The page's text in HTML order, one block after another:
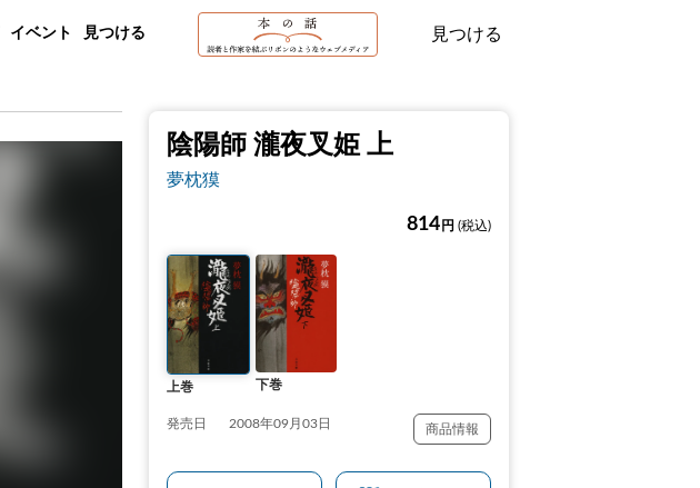
イベント 見つける 見つける
陰陽師 瀧夜叉姫 上
夢枕獏
814 円 (税込)
上巻 下巻
発売日 2008年09月03日 商品情報